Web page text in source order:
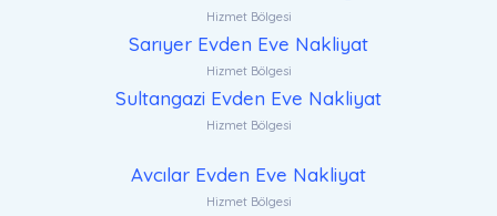
Hizmet Bölgesi
Sarıyer Evden Eve Nakliyat
Hizmet Bölgesi
Sultangazi Evden Eve Nakliyat
Hizmet Bölgesi
Avcılar Evden Eve Nakliyat
Hizmet Bölgesi